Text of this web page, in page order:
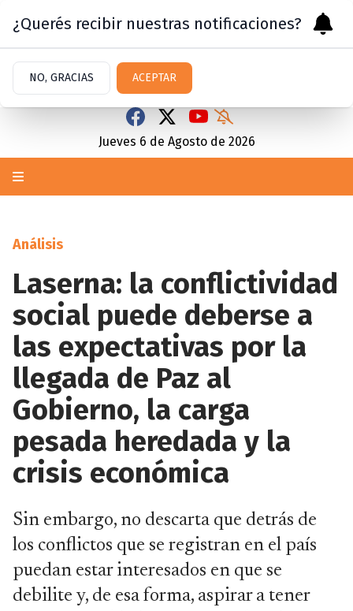
Jueves 6 de Agosto de 2026
Análisis
Laserna: la conflictividad
social puede deberse a
las expectativas por la
llegada de Paz al
Gobierno, la carga
pesada heredada y la
crisis económica
Sin embargo, no descarta que detrás de
los conflictos que se registran en el país
puedan estar interesados en que se
debilite y, de esa forma, aspirar a tener
¿Querés recibir nuestras notificaciones?
NO, GRACIAS ACEPTAR